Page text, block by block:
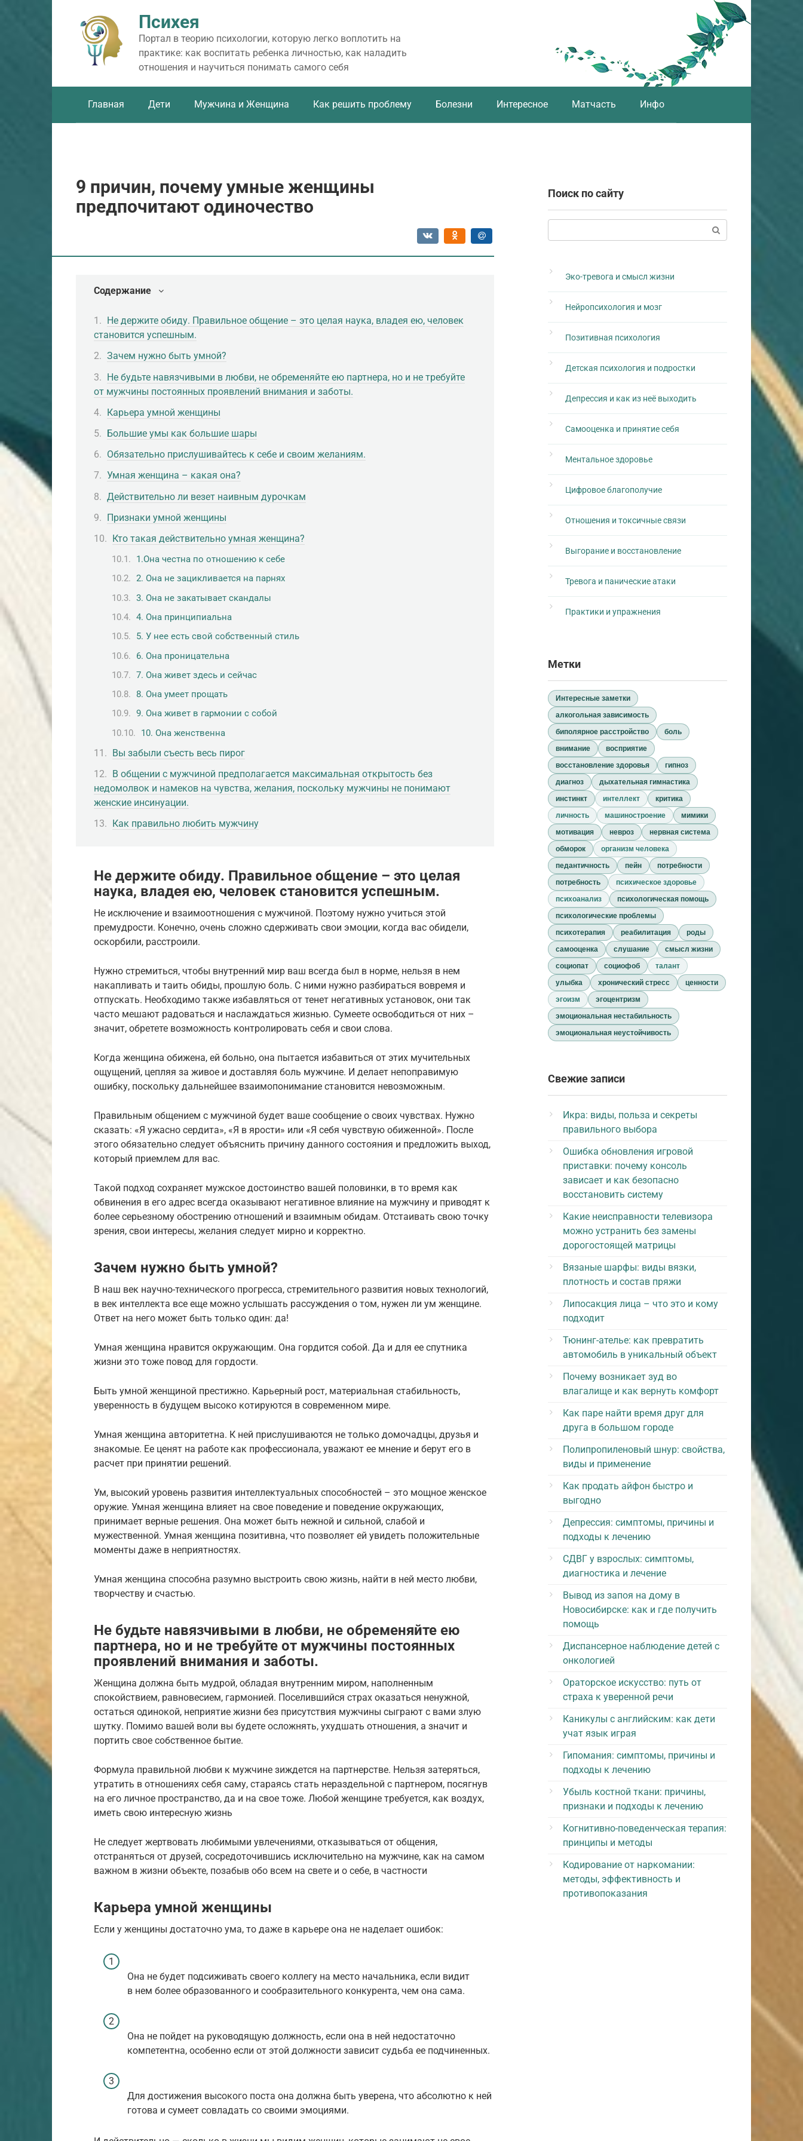
Психея
Портал в теорию психологии, которую легко воплотить на
практике: как воспитать ребенка личностью, как наладить
отношения и научиться понимать самого себя
Главная Дети Мужчина и Женщина Как решить проблему Болезни Интересное Матчасть Инфо
9 причин, почему умные женщины
предпочитают одиночество
Содержание
Не держите обиду. Правильное общение – это целая наука, владея ею, человек
становится успешным.
Зачем нужно быть умной?
Не будьте навязчивыми в любви, не обременяйте ею партнера, но и не требуйте
от мужчины постоянных проявлений внимания и заботы.
Карьера умной женщины
Большие умы как большие шары
Обязательно прислушивайтесь к себе и своим желаниям.
Умная женщина – какая она?
Действительно ли везет наивным дурочкам
Признаки умной женщины
Кто такая действительно умная женщина?
1.Она честна по отношению к себе
2. Она не зацикливается на парнях
3. Она не закатывает скандалы
4. Она принципиальна
5. У нее есть свой собственный стиль
6. Она проницательна
7. Она живет здесь и сейчас
8. Она умеет прощать
9. Она живет в гармонии с собой
10. Она женственна
Вы забыли съесть весь пирог
В общении с мужчиной предполагается максимальная открытость без
недомолвок и намеков на чувства, желания, поскольку мужчины не понимают
женские инсинуации.
Как правильно любить мужчину
Не держите обиду. Правильное общение – это целая
наука, владея ею, человек становится успешным.
Не исключение и взаимоотношения с мужчиной. Поэтому нужно учиться этой
премудрости. Конечно, очень сложно сдерживать свои эмоции, когда вас обидели,
оскорбили, расстроили.
Нужно стремиться, чтобы внутренний мир ваш всегда был в норме, нельзя в нем
накапливать и таить обиды, прошлую боль. С ними нужно разбираться вовремя и
отпускать. Необходимо также избавляться от тенет негативных установок, они так
часто мешают радоваться и наслаждаться жизнью. Сумеете освободиться от них –
значит, обретете возможность контролировать себя и свои слова.
Когда женщина обижена, ей больно, она пытается избавиться от этих мучительных
ощущений, цепляя за живое и доставляя боль мужчине. И делает непоправимую
ошибку, поскольку дальнейшее взаимопонимание становится невозможным.
Правильным общением с мужчиной будет ваше сообщение о своих чувствах. Нужно
сказать: «Я ужасно сердита», «Я в ярости» или «Я себя чувствую обиженной». После
этого обязательно следует объяснить причину данного состояния и предложить выход,
который приемлем для вас.
Такой подход сохраняет мужское достоинство вашей половинки, в то время как
обвинения в его адрес всегда оказывают негативное влияние на мужчину и приводят к
более серьезному обострению отношений и взаимным обидам. Отстаивать свою точку
зрения, свои интересы, желания следует мирно и корректно.
Зачем нужно быть умной?
В наш век научно-технического прогресса, стремительного развития новых технологий,
в век интеллекта все еще можно услышать рассуждения о том, нужен ли ум женщине.
Ответ на него может быть только один: да!
Умная женщина нравится окружающим. Она гордится собой. Да и для ее спутника
жизни это тоже повод для гордости.
Быть умной женщиной престижно. Карьерный рост, материальная стабильность,
уверенность в будущем высоко котируются в современном мире.
Умная женщина авторитетна. К ней прислушиваются не только домочадцы, друзья и
знакомые. Ее ценят на работе как профессионала, уважают ее мнение и берут его в
расчет при принятии решений.
Ум, высокий уровень развития интеллектуальных способностей – это мощное женское
оружие. Умная женщина влияет на свое поведение и поведение окружающих,
принимает верные решения. Она может быть нежной и сильной, слабой и
мужественной. Умная женщина позитивна, что позволяет ей увидеть положительные
моменты даже в неприятностях.
Умная женщина способна разумно выстроить свою жизнь, найти в ней место любви,
творчеству и счастью.
Не будьте навязчивыми в любви, не обременяйте ею
партнера, но и не требуйте от мужчины постоянных
проявлений внимания и заботы.
Женщина должна быть мудрой, обладая внутренним миром, наполненным
спокойствием, равновесием, гармонией. Поселившийся страх оказаться ненужной,
остаться одинокой, неприятие жизни без присутствия мужчины сыграют с вами злую
шутку. Помимо вашей воли вы будете осложнять, ухудшать отношения, а значит и
портить свое собственное бытие.
Формула правильной любви к мужчине зиждется на партнерстве. Нельзя затеряться,
утратить в отношениях себя саму, стараясь стать нераздельной с партнером, посягнув
на его личное пространство, да и на свое тоже. Любой женщине требуется, как воздух,
иметь свою интересную жизнь
Не следует жертвовать любимыми увлечениями, отказываться от общения,
отстраняться от друзей, сосредоточившись исключительно на мужчине, как на самом
важном в жизни объекте, позабыв обо всем на свете и о себе, в частности
Карьера умной женщины
Если у женщины достаточно ума, то даже в карьере она не наделает ошибок:
Она не будет подсиживать своего коллегу на место начальника, если видит
в нем более образованного и сообразительного конкурента, чем она сама.
Она не пойдет на руководящую должность, если она в ней недостаточно
компетентна, особенно если от этой должности зависит судьба ее подчиненных.
Для достижения высокого поста она должна быть уверена, что абсолютно к ней
готова и сумеет совладать со своими эмоциями.
Поиск по сайту
Эко-тревога и смысл жизни
Нейропсихология и мозг
Позитивная психология
Детская психология и подростки
Депрессия и как из неё выходить
Самооценка и принятие себя
Ментальное здоровье
Цифровое благополучие
Отношения и токсичные связи
Выгорание и восстановление
Тревога и панические атаки
Практики и упражнения
Метки
Интересные заметки
алкогольная зависимость
биполярное расстройство
боль
внимание
восприятие
восстановление здоровья
гипноз
диагноз
дыхательная гимнастика
инстинкт
интеллект
критика
личность
машиностроение
мимики
мотивация
невроз
нервная система
обморок
организм человека
педантичность
пейн
потребности
потребность
психическое здоровье
психоанализ
психологическая помощь
психологические проблемы
психотерапия
реабилитация
роды
самооценка
слушание
смысл жизни
социопат
социофоб
талант
улыбка
хронический стресс
ценности
эгоизм
эгоцентризм
эмоциональная нестабильность
эмоциональная неустойчивость
Свежие записи
Икра: виды, польза и секреты
правильного выбора
Ошибка обновления игровой
приставки: почему консоль
зависает и как безопасно
восстановить систему
Какие неисправности телевизора
можно устранить без замены
дорогостоящей матрицы
Вязаные шарфы: виды вязки,
плотность и состав пряжи
Липосакция лица – что это и кому
подходит
Тюнинг-ателье: как превратить
автомобиль в уникальный объект
Почему возникает зуд во
влагалище и как вернуть комфорт
Как паре найти время друг для
друга в большом городе
Полипропиленовый шнур: свойства,
виды и применение
Как продать айфон быстро и
выгодно
Депрессия: симптомы, причины и
подходы к лечению
СДВГ у взрослых: симптомы,
диагностика и лечение
Вывод из запоя на дому в
Новосибирске: как и где получить
помощь
Диспансерное наблюдение детей с
онкологией
Ораторское искусство: путь от
страха к уверенной речи
Каникулы с английским: как дети
учат язык играя
Гипомания: симптомы, причины и
подходы к лечению
Убыль костной ткани: причины,
признаки и подходы к лечению
Когнитивно-поведенческая терапия:
принципы и методы
Кодирование от наркомании:
методы, эффективность и
противопоказания